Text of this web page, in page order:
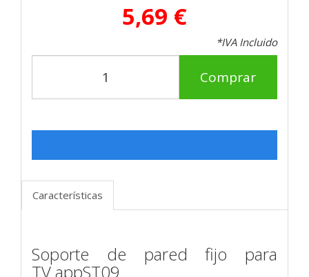
5,69 €
*IVA Incluido
Comprar
Características
Soporte de pared fijo para
TVappST09